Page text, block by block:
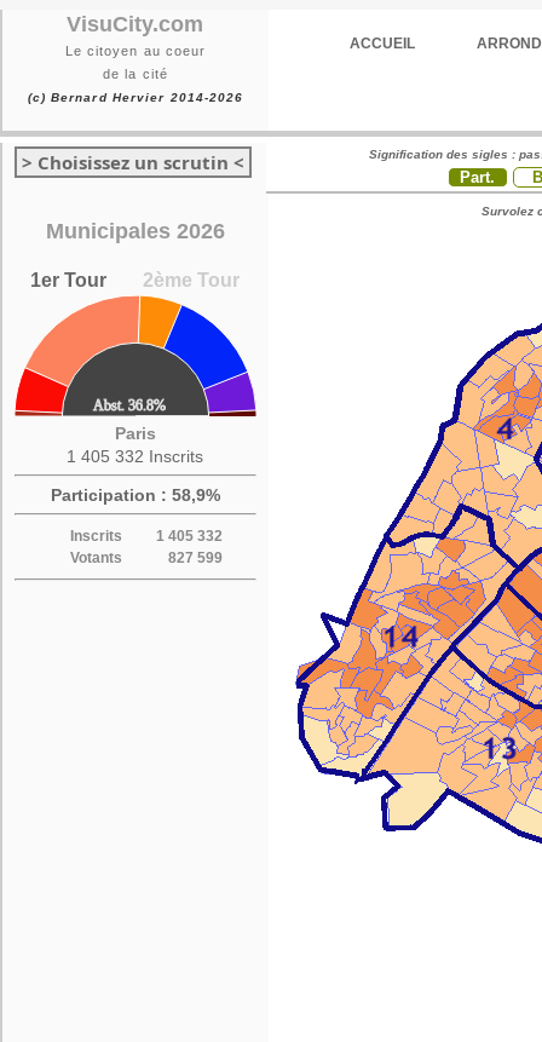
VisuCity.com
Le citoyen au coeur
de la cité
(c) Bernard Hervier 2014-2026
ACCUEIL
> Choisissez un scrutin <
Municipales 2026
1er Tour 2ème Tour
Paris
1 405 332 Inscrits
Participation : 58,9%
Inscrits
1 405 332
Votants
827 599
Signification des sigles :
Part.
Survolez